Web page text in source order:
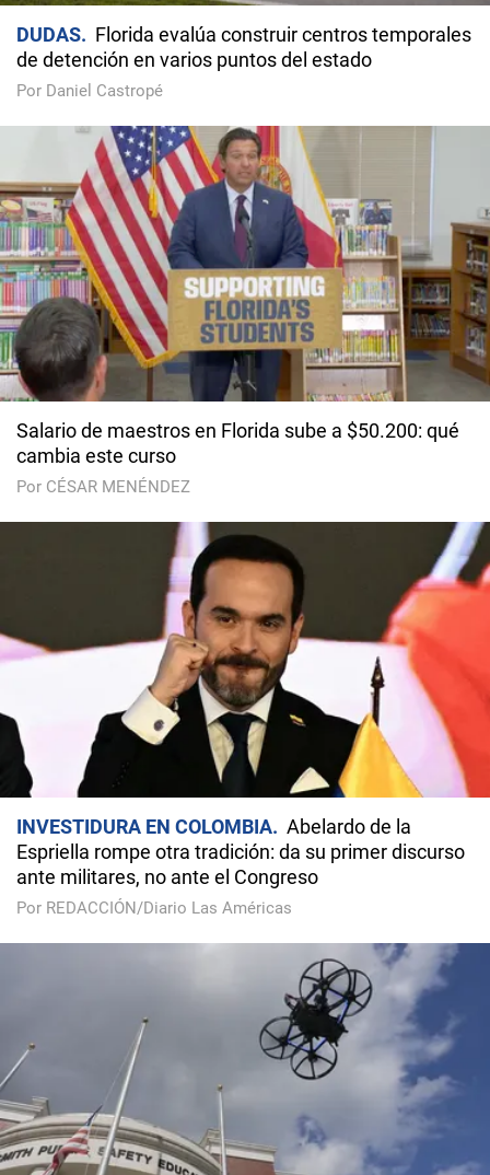
DUDAS
Florida evalúa construir centros temporales
de detención en varios puntos del estado
Por Daniel Castropé
Salario de maestros en Florida sube a $50.200: qué
cambia este curso
Por CÉSAR MENÉNDEZ
INVESTIDURA EN COLOMBIA
Abelardo de la
Espriella rompe otra tradición: da su primer discurso
ante militares, no ante el Congreso
Por REDACCIÓN/Diario Las Américas